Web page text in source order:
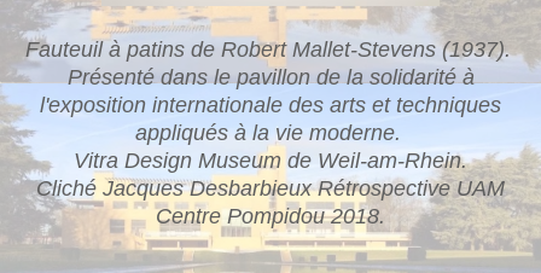
Fauteuil à patins de Robert Mallet-Stevens (1937).
Présenté dans le pavillon de la solidarité à
l'exposition internationale des arts et techniques
appliqués à la vie moderne.
Vitra Design Museum de Weil-am-Rhein.
Cliché Jacques Desbarbieux Rétrospective UAM
Centre Pompidou 2018.